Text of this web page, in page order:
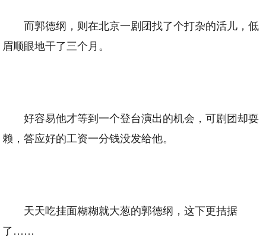
而郭德纲，则在北京一剧团找了个打杂的活儿，低
眉顺眼地干了三个月。
好容易他才等到一个登台演出的机会，可剧团却耍
赖，答应好的工资一分钱没发给他。
天天吃挂面糊糊就大葱的郭德纲，这下更拮据
了……